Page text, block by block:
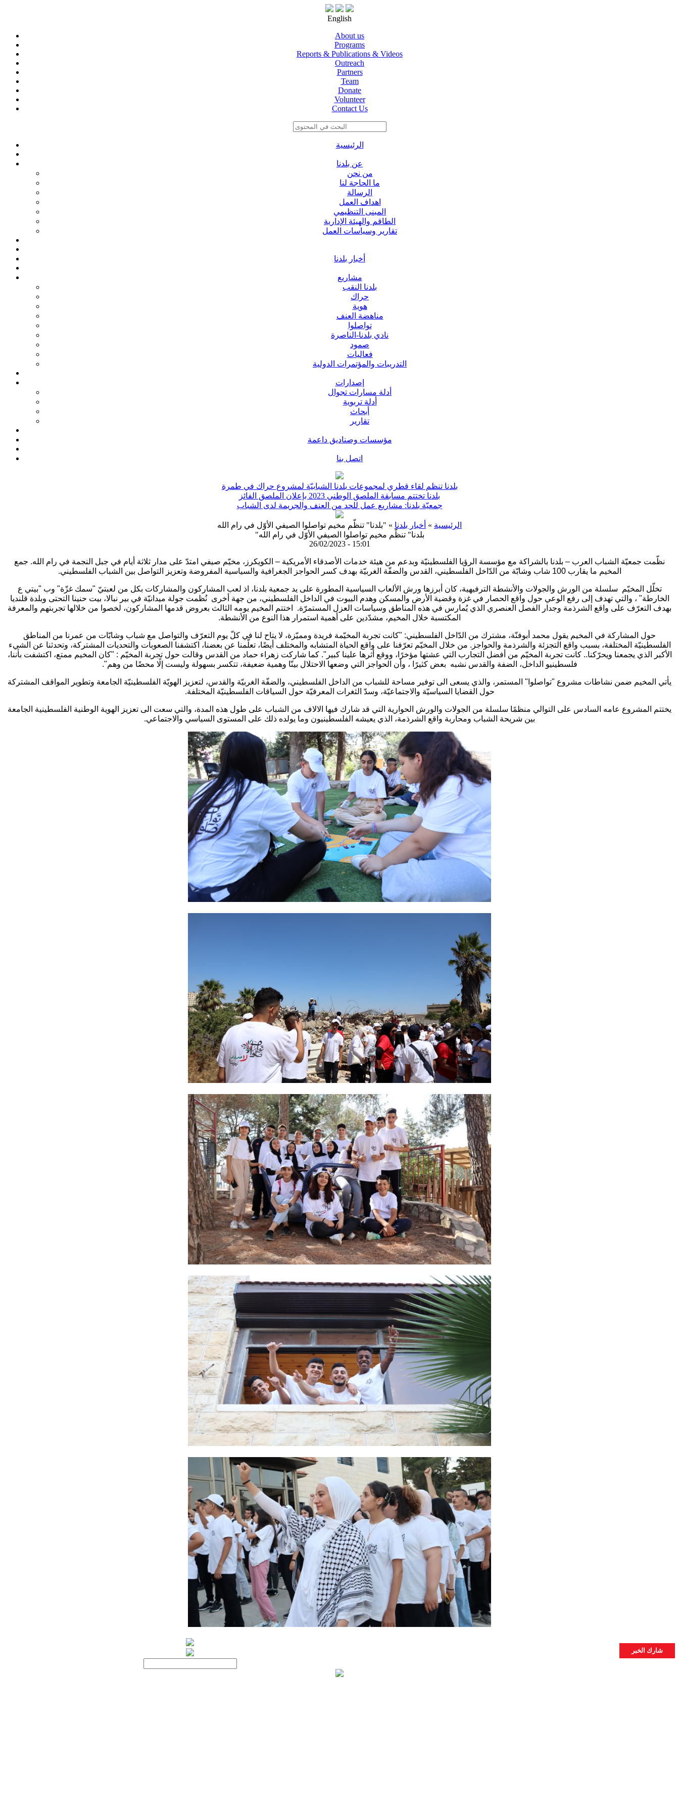
English
About us
Programs
Reports & Publications & Videos
Outreach
Partners
Team
Donate
Volunteer
Contact Us
الرئيسية
عن بلدنا
من نحن
ما الحاجة لنا
الرسالة
اهداف العمل
المبنى التنظيمي
الطاقم والهيئة الإدارية
تقارير وسياسات العمل
أخبار بلدنا
مشاريع
بلدنا النقب
حراك
هوية
مناهضة العنف
تواصلوا
نادي بلدنا-الناصرة
صمود
فعاليات
التدريبات والمؤتمرات الدولية
إصدارات
أدلة مسارات تجوال
أدلة تربوية
أبحاث
تقارير
مؤسسات وصناديق داعمة
اتصل بنا
بلدنا تنظم لقاء قطري لمجموعات بلدنا الشبابيّة لمشروع حراك في طمرة
بلدنا تختتم مسابقة الملصق الوطني 2023 بإعلان الملصق الفائز
جمعيّة بلدنا: مشاريع عمل للحد من العنف والجريمة لدى الشباب
الرئيسية » أخبار بلدنا » "بلدنا" تنظّم مخيم تواصلوا الصيفي الأوّل في رام الله
"بلدنا" تنظّم مخيم تواصلوا الصيفي الأوّل في رام الله
26/02/2023 - 15:01
نظّمت جمعيّة الشباب العرب – بلدنا بالشراكة مع مؤسسة الرؤيا الفلسطينيّة وبدعم من هيئة خدمات الأصدقاء الأمريكية – الكويكرز، مخيّم صيفي امتدّ على مدار ثلاثة أيام في جبل النجمة في رام الله. جمع
المخيم ما يقارب 100 شاب وشابّة من الدّاخل الفلسطيني، القدس والضفّة الغربيّة بهدف كسر الحواجز الجغرافية والسياسية المفروضة وتعزيز التواصل بين الشباب الفلسطيني.
تخلّل المخيّم سلسلة من الورش والجولات والأنشطة الترفيهية، كان أبرزها ورش الألعاب السياسية المطورة على يد جمعية بلدنا، اذ لعب المشاركون والمشاركات بكل من لعبتيّ "سمك غزّة" وب "بيتي ع
الخارطة" ، والتي تهدف إلى رفع الوعي حول واقع الحصار في غزة وقضية الأرض والمسكن وهدم البيوت في الداخل الفلسطيني، من جهة أخرى نُظمت جولة ميدانيّة في بير نبالا، بيت حنينا التحتى وبلدة قلنديا
بهدف التعرّف على واقع الشرذمة وجدار الفصل العنصري الذي يُمارس في هذه المناطق وسياسات العزل المستمرّة. اختتم المخيم يومه الثالث بعروض قدمها المشاركون، لخصوا من خلالها تجربتهم والمعرفة
المكتسبة خلال المخيم، مشدّدين على أهمية استمرار هذا النوع من الأنشطة.
حول المشاركة في المخيم يقول محمد أبوفنّة، مشترك من الدّاخل الفلسطيني: "كانت تجربة المخيّمة فريدة ومميّزة، لا يتاح لنا في كلّ يوم التعرّف والتواصل مع شباب وشابّات من عمرنا من المناطق
الفلسطينيّة المختلفة، بسبب واقع التجزئة والشرذمة والحواجز. من خلال المخيّم تعرّفنا على واقع الحياة المتشابه والمختلف أيضًا، تعلّمنا عن بعضنا، اكتشفنا الصعوبات والتحديات المشتركة، وتحدثنا عن الشيء
الأكبر الذي يجمعنا ويحرّكنا.. كانت تجربة المخيّم من أفضل التجارب التي عشتها مؤخرًا، ووقع أثرها علينا كبير". كما شاركت زهراء حماد من القدس وقالت حول تجربة المخيّم : "كان المخيم ممتع، اكتشفت بأننا،
فلسطينيو الداخل، الضفة والقدس نشبه بعض كثيرًا ، وأن الحواجز التي وضعها الاحتلال بينّا وهمية ضعيفة، تتكسر بسهولة وليست إلًا محضًا من وهم".
يأتي المخيم ضمن نشاطات مشروع "تواصلوا" المستمر، والذي يسعى الى توفير مساحة للشباب من الداخل الفلسطيني، والضفّة الغربيّة والقدس، لتعزيز الهويّة الفلسطينيّة الجامعة وتطوير المواقف المشتركة
حول القضايا السياسيّة والاجتماعيّة، وسدّ الثغرات المعرفيّة حول السياقات الفلسطينيّة المختلفة.
يختتم المشروع عامه السادس على التوالي منظمًا سلسلة من الجولات والورش الحوارية التي قد شارك فيها الالاف من الشباب على طول هذه المدة، والتي سعت الى تعزيز الهوية الوطنية الفلسطينية الجامعة
بين شريحة الشباب ومحاربة واقع الشرذمة، الذي يعيشه الفلسطينيون وما يولده ذلك على المستوى السياسي والاجتماعي.
شارك الخبر